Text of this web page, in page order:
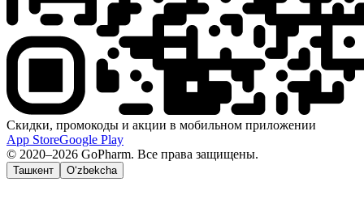
Скидки, промокоды и акции в мобильном приложении
App StoreGoogle Play
© 2020–2026 GoPharm. Все права защищены.
Ташкент O‘zbekcha